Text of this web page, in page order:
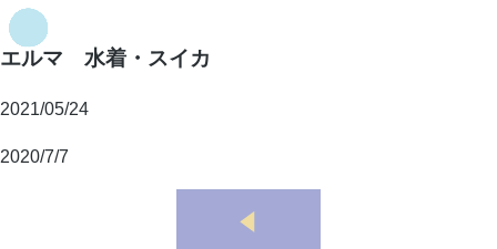
エルマ 水着・スイカ
2021/05/24
2020/7/7